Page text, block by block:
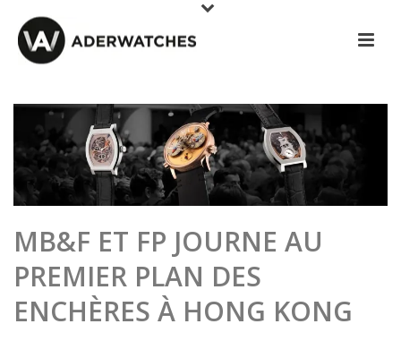
MB&F ET FP JOURNE AU
PREMIER PLAN DES
ENCHÈRES À HONG KONG